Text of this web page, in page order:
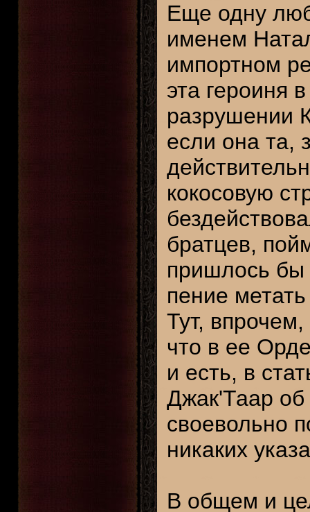
Еще одну
именем
импортном
эта героиня
разрушении
если она та,
кокосовую
братцев,
пришлось бы
пение
Тут,
что в ее
и есть, в
Джак'Таар об
своевольно
никаких
В общем и